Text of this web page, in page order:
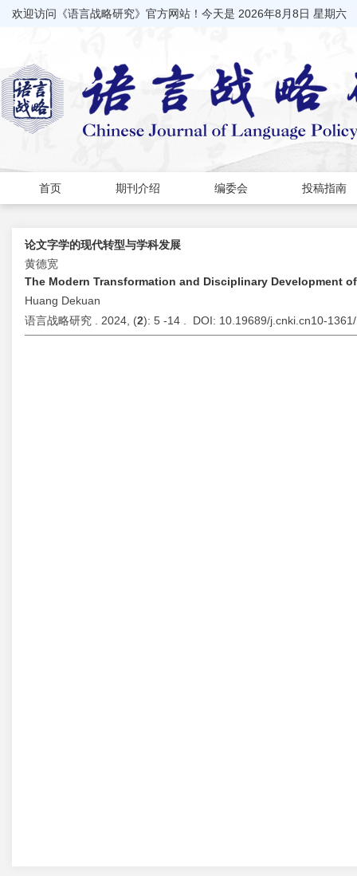
欢迎访问《语言战略研究》官方网站！今天是 2026年8月8日 星期六
首页 期刊介绍 编委会 投稿指南
论文字学的现代转型与学科发展
黄德宽
The Modern Transformation and Disciplinary Development
Huang Dekuan
语言战略研究 . 2024, (2): 5 -14 . DOI: 10.19689/j.cnki.cn10-